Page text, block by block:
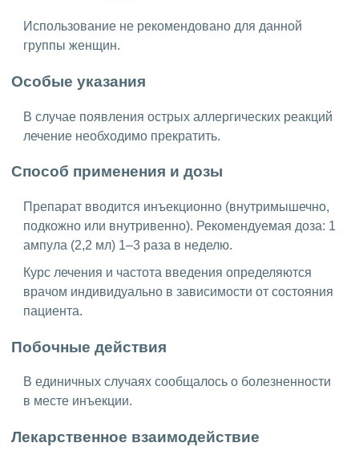
Использование не рекомендовано для данной
группы женщин.
Особые указания
В случае появления острых аллергических реакций
лечение необходимо прекратить.
Способ применения и дозы
Препарат вводится инъекционно (внутримышечно,
подкожно или внутривенно). Рекомендуемая доза: 1
ампула (2,2 мл) 1–3 раза в неделю.
Курс лечения и частота введения определяются
врачом индивидуально в зависимости от состояния
пациента.
Побочные действия
В единичных случаях сообщалось о болезненности
в месте инъекции.
Лекарственное взаимодействие